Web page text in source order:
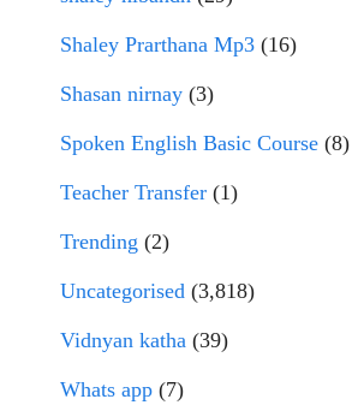
Shaley Prarthana Mp3 (16)
Shasan nirnay (3)
Spoken English Basic Course (8)
Teacher Transfer (1)
Trending (2)
Uncategorised (3,818)
Vidnyan katha (39)
Whats app (7)